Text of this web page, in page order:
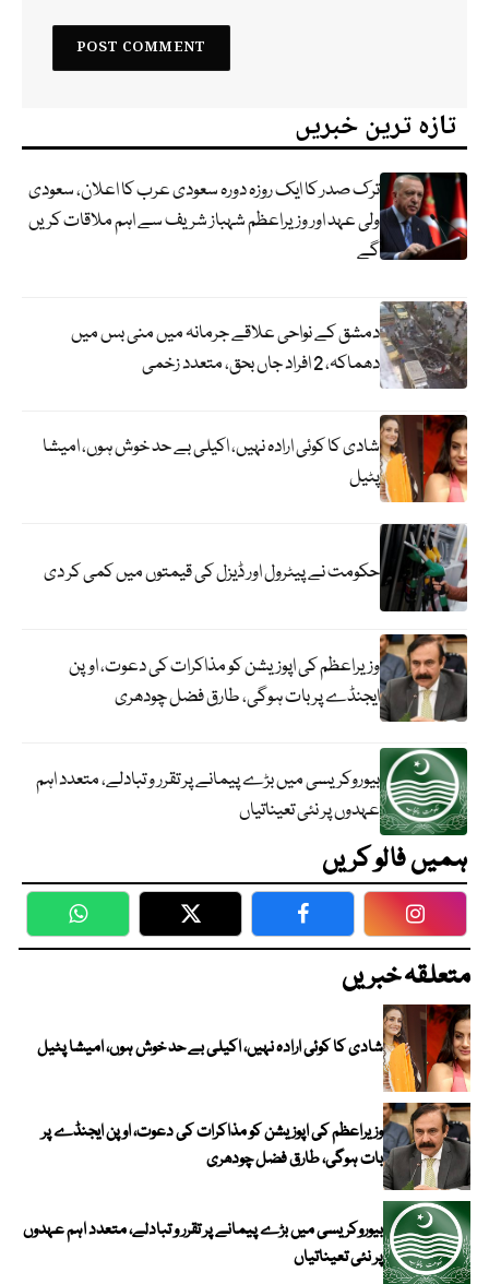
تازہ ترین خبریں
ترک صدر کا ایک روزہ دورہ سعودی عرب کا اعلان، سعودی
ولی عہد اور وزیراعظم شہباز شریف سے اہم ملاقات کریں
گے
دمشق کے نواحی علاقے جرمانہ میں منی بس میں
دھماکہ، 2 افراد جاں بحق، متعدد زخمی
شادی کا کوئی ارادہ نہیں، اکیلی بے حد خوش ہوں، امیشا
پٹیل
حکومت نے پیٹرول اور ڈیزل کی قیمتوں میں کمی کر دی
وزیراعظم کی اپوزیشن کو مذاکرات کی دعوت، اوپن
ایجنڈے پر بات ہوگی، طارق فضل چودھری
بیوروکریسی میں بڑے پیمانے پر تقرر و تبادلے، متعدد اہم
عہدوں پر نئی تعیناتیاں
ہمیں فالو کریں
WhatsApp Twitter Facebook
متعلقہ خبریں
شادی کا کوئی ارادہ نہیں، اکیلی بے حد خوش ہوں، امیشا پٹیل
وزیراعظم کی اپوزیشن کو مذاکرات کی دعوت، اوپن ایجنڈے پر
بات ہوگی، طارق فضل چودھری
بیوروکریسی میں بڑے پیمانے پر تقرر و تبادلے، متعدد اہم عہدوں
پر نئی تعیناتیاں